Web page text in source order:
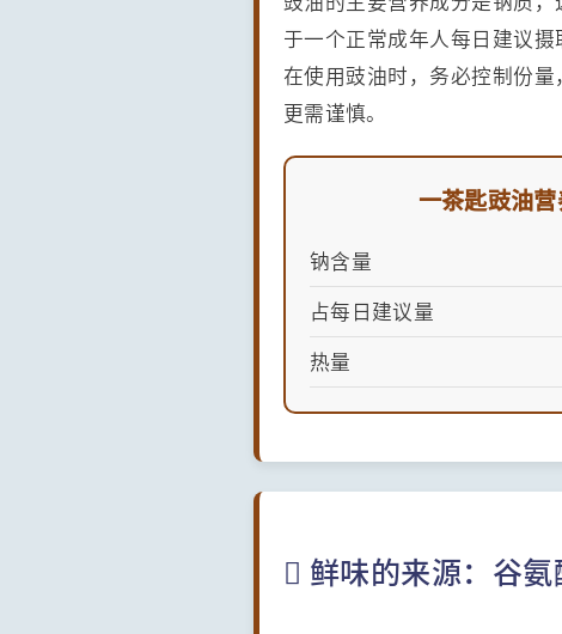
于一个正常成年人每日建议
在使用豉油时，务必控制份
更需谨慎。
一茶匙豉油
钠含量
占每日建议量
热量
 鲜味的来源：谷